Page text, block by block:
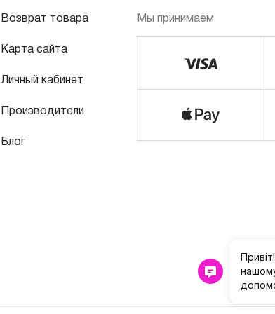
Возврат товара
Карта сайта
Личный кабинет
Производители
Блог
Мы принимаем